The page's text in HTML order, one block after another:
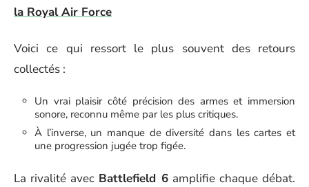
la Royal Air Force
Voici ce qui ressort le plus souvent des retours
collectés :
Un vrai plaisir côté précision des armes et immersion
sonore, reconnu même par les plus critiques.
À l’inverse, un manque de diversité dans les cartes et
une progression jugée trop figée.
La rivalité avec Battlefield 6amplifie chaque débat.